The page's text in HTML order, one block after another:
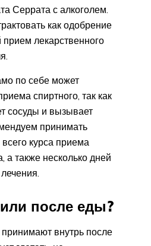
Серрата с алкоголем.
как одобрение
лекарственного
по себе может
спиртного, так как
сосуды и вызывает
принимать
курса приема
а также несколько дней
после еды?
внутрь после